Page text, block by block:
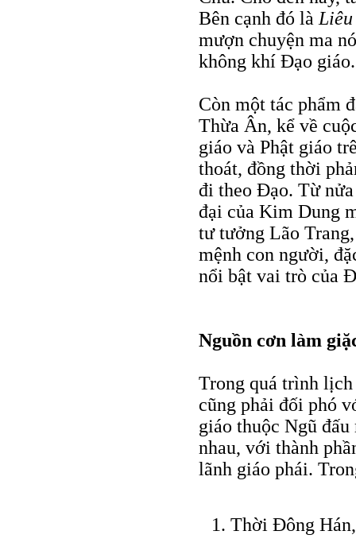
Bên cạnh đó là
mượn chuyện ma
không khí Ðạo giáo.
Còn một tác phẩm
Thừa Ân, kể về
giáo và Phật giáo
thoát, đồng thời
đi theo Ðạo. Từ
đại của Kim Dung
tư tưởng Lão
mệnh con người,
nổi bật vai trò của
Nguồn cơn làm
Trong quá trình lịch
cũng phải đối phó
giáo thuộc Ngũ
nhau, với thành
lãnh giáo phái.
Thời Ðông